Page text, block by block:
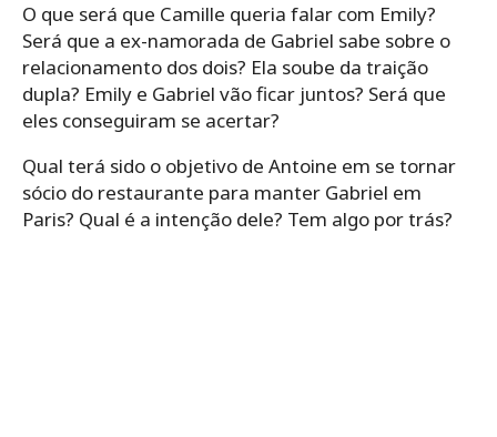
O que será que Camille queria falar com Emily?
Será que a ex-namorada de Gabriel sabe sobre o
relacionamento dos dois? Ela soube da traição
dupla? Emily e Gabriel vão ficar juntos? Será que
eles conseguiram se acertar?
Qual terá sido o objetivo de Antoine em se tornar
sócio do restaurante para manter Gabriel em
Paris? Qual é a intenção dele? Tem algo por trás?